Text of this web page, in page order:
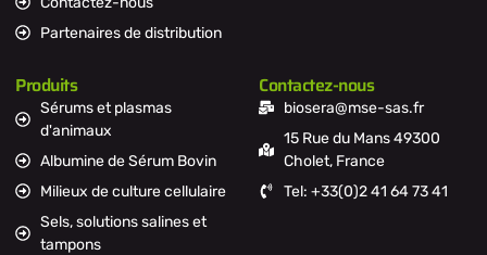
Partenaires de distribution
Produits
Sérums et plasmas
d'animaux
Albumine de Sérum Bovin
Milieux de culture cellulaire
Sels, solutions salines et
tampons
Contactez-nous
biosera@mse-sas.fr
15 Rue du Mans 49300
Cholet, France
Tel: +33(0)2 41 64 73 41